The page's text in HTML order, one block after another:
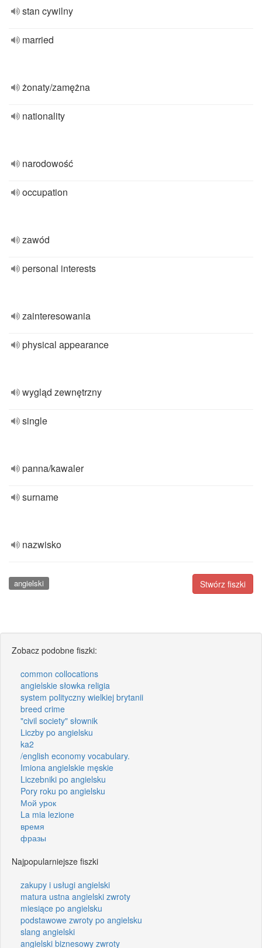
stan cywilny
married
żonaty/zamężna
nationality
narodowość
occupation
zawód
personal interests
zainteresowania
physical appearance
wygląd zewnętrzny
single
panna/kawaler
surname
nazwisko
Stwórz fiszki
angielski
Zobacz podobne fiszki:
common collocations
angielskie słowka religia
system polityczny wielkiej brytanii
breed crime
"civil society" słownik
Liczby po angielsku
ka2
/english economy vocabulary.
Imiona angielskie męskie
Liczebniki po angielsku
Pory roku po angielsku
Мой урок
La mia lezione
время
фразы
Najpopularniejsze fiszki
zakupy i usługi angielski
matura ustna angielski zwroty
miesiące po angielsku
podstawowe zwroty po angielsku
slang angielski
angielski biznesowy zwroty